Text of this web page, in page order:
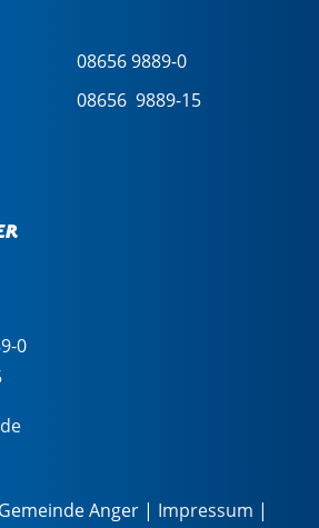
08656 9889-0
08656 9889-15
0
Anger | Impressum |